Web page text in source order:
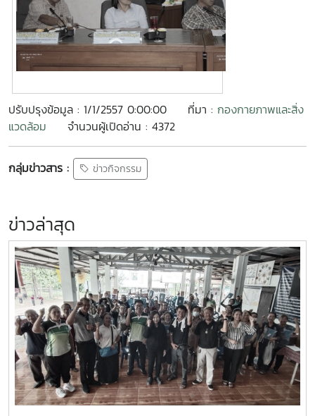
ปรับปรุงข้อมูล : 1/1/2557 0:00:00 ที่มา : กองกายภาพและสิ่ง
แวดล้อม
จำนวนผู้เปิดอ่าน : 4372
กลุ่มข่าวสาร : ข่าวกิจกรรม
ข่าวล่าสุด